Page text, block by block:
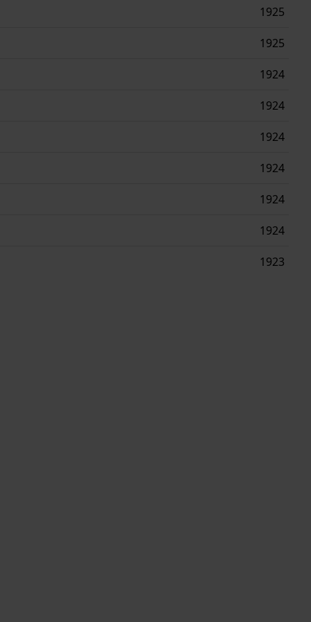
1925
1925
1924
1924
1924
1924
1924
1924
1923